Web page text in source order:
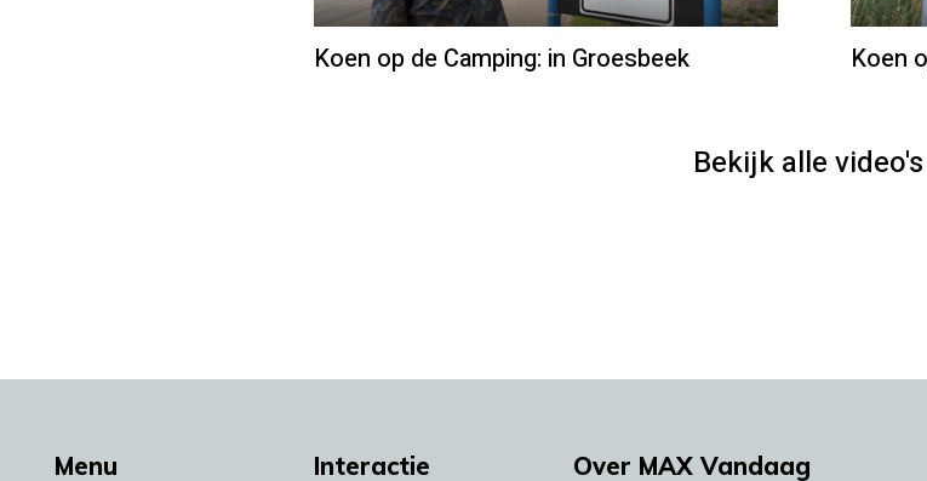
Koen op de Camping: in Groesbeek Koen
Bekijk alle video's
Menu Interactie Over MAX Vandaag